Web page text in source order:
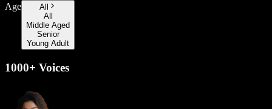
Age
All
All
Middle Aged
Senior
Young Adult
1000+ Voices